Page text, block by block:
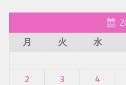
月
火 水
2
3 4